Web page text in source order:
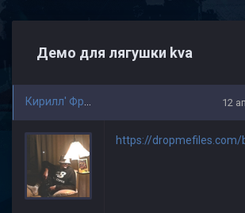
Демо для лягушки kva
12
https://dropmefiles.com/